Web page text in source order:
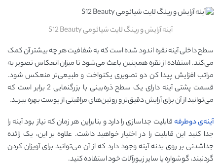
آینه آرایش و رینگ لایت شیائومی S12 Beauty
سطح داخلی آینه نقره اندود شده است که به شفافیت هر چه بیشتر آن کمک
می‌کند. استفاده از نقره همچنین باعث می‌شود تا میزان انعکاس تصویر به
مراتب افزایش پیدا کن دو تصویری یکنواخت و طبیعی‌تر منعکس شود.
قسمت پشتی آینه دارای یک سطح ذره‌بینی با بزرگنمایی 2 برابر است که
می‌توانید از آن برای آرایش دقیق‌تر و روتین‌های مراقبتی از پوست بهره ببرید.
آینه‌ی دوطرفهقابلیت جداسازی را دارد و بنابراین هر زمان که نیاز بود آینه را
جدا کنید این قابلیت را در اختیار خواهید داشت. علاوه بر این، یک زائده
جداشدنی بر روی بدنه آینه وجود دارد که از آن می‌توانید برای آویزان کردن
گردنبند، گوشواره یا سایر زیورآلات خود استفاده کنید.